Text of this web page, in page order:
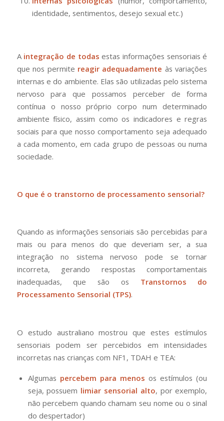
identidade, sentimentos, desejo sexual etc.)
A integração de todas estas informações sensoriais é
que nos permite reagir adequadamente às variações
internas e do ambiente. Elas são utilizadas pelo sistema
nervoso para que possamos perceber de forma
contínua o nosso próprio corpo num determinado
ambiente físico, assim como os indicadores e regras
sociais para que nosso comportamento seja adequado
a cada momento, em cada grupo de pessoas ou numa
sociedade.
O que é o transtorno de processamento sensorial?
Quando as informações sensoriais são percebidas para
mais ou para menos do que deveriam ser, a sua
integração no sistema nervoso pode se tornar
incorreta, gerando respostas comportamentais
inadequadas, que são os Transtornos do
Processamento Sensorial (TPS).
O estudo australiano mostrou que estes estímulos
sensoriais podem ser percebidos em intensidades
incorretas nas crianças com NF1, TDAH e TEA:
Algumas percebem para menosos estímulos (ou
seja, possuem limiar sensorial alto, por exemplo,
não percebem quando chamam seu nome ou o sinal
do despertador)